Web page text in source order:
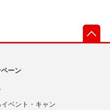
ーン
ベント・キャン